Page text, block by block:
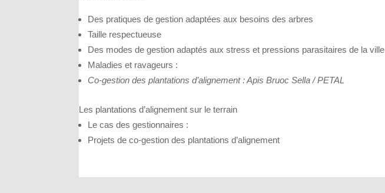
Des pratiques de gestion adaptées aux besoins des arbres
Taille respectueuse
Des modes de gestion adaptés aux stress et pressions parasitaires de la ville
Maladies et ravageurs :
Co-gestion des plantations d’alignement : Apis Bruoc Sella / PETAL
Les plantations d’alignement sur le terrain
Le cas des gestionnaires :
Projets de co-gestion des plantations d’alignement